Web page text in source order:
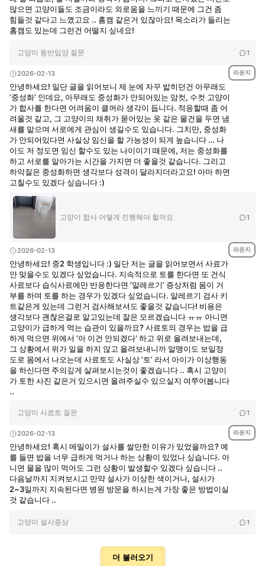
많으면 고양이들도 조금이라도 외로움을 느끼기 때문에 그건 좀
힘들것 같다고 느꼈고요 .. 홈캠 같은거 있잖아요! 목소리가 들리는
홈캠도 있는데 그런건 어떨지 싶네요!
고양이 동반입양 질문 1
2026-02-13 라운지
안녕하세요! 일단 글을 읽어보니 제 눈에 자꾸 밟히던건 아무래도
‘중성화’ 인데요, 아무래도 중성화가 안되어있는 암컷, 수컷 고양이
가 합사를 한다면 어려움이 클꺼라 생각이 듭니다. 적응할때 좀 어
려울것 같고, 그 고양이의 채취가 묻어있는 옷 같은 물건을 두면 냄
새를 맡으며 서로에게 관심이 생길수도 있습니다. 그치만, 중성화
가 안되어있다면 사실상 임신을 할 가능성이 되게 높습니다 … 나
이도 저 정도면 임신 할수도 있는 나이이기 때문에, 저는 중성화를
하고 서로를 알아가는 시간을 가지면 더 좋을것 같습니다. 그리고
하악질은 중성화하면 생각보다 성격이 달라지더라고요! 아마 하면
고칠수도 있겠다 싶습니다 :)
고양이 합사 어떻게 진행해야 할까요 1
2026-02-13 라운지
안녕하세요! 중2 학생입니다 :) 일단 저는 글을 읽어보면서 사료가
안 맞을수도 있겠다 싶었습니다. 지속적으로 토를 한다면 또 건식
사료보다 습식사료에만 반응한다면 ‘알레르기’ 증상처럼 몸이 거
부를 하며 토를 하는 경우가 있겠다 싶었습니다. 알레르기 검사 키
트같은게 있는데 그런거 검사해보셔도 좋을것 같습니다! 비용은
생각보다 괜찮은걸로 알고있는데 잘은 모르겠습니다 ㅠㅠ 아니면
고양이가 급하게 먹는 습관이 있을까요? 사료토의 경우는 밥을 급
하게 먹으면 위에서 ‘아 이건 안되겠다‘ 하고 위로 올려보내는데,
그 상황에서 위가 일을 하지 않고 올려보내니까 알맹이도 보일정
도로 몸에서 나오는데 사료토도 사실상 ’토’ 라서 아이가 이상행동
을 하신다면 주의깊게 살펴보시는것이 좋겠습니다 .. 혹시 고양이
가 토한 사진 같은거 있으시면 올려주실수 있으실지 여쭈어봅니다
..
고양이 사료토 질문 1
2026-02-13 라운지
안녕하세요! 혹시 메밀이가 설사를 쌀만한 이유가 있었을까요? 예
를 들면 밥을 너무 급하게 먹거나 하는 상황이 있었나 싶습니다. 아
니면 물을 많이 먹어도 그런 상황이 발생할수 있겠다 싶습니다 ..
다음날까지 지켜보시고 만약 설사가 이상한 색이거나, 설사가
2~3일까지 지속된다면 병원 방문을 하시는게 가장 좋은 방법이실
것 같습니다 ..
고양이 설사증상 1
더 불러오기